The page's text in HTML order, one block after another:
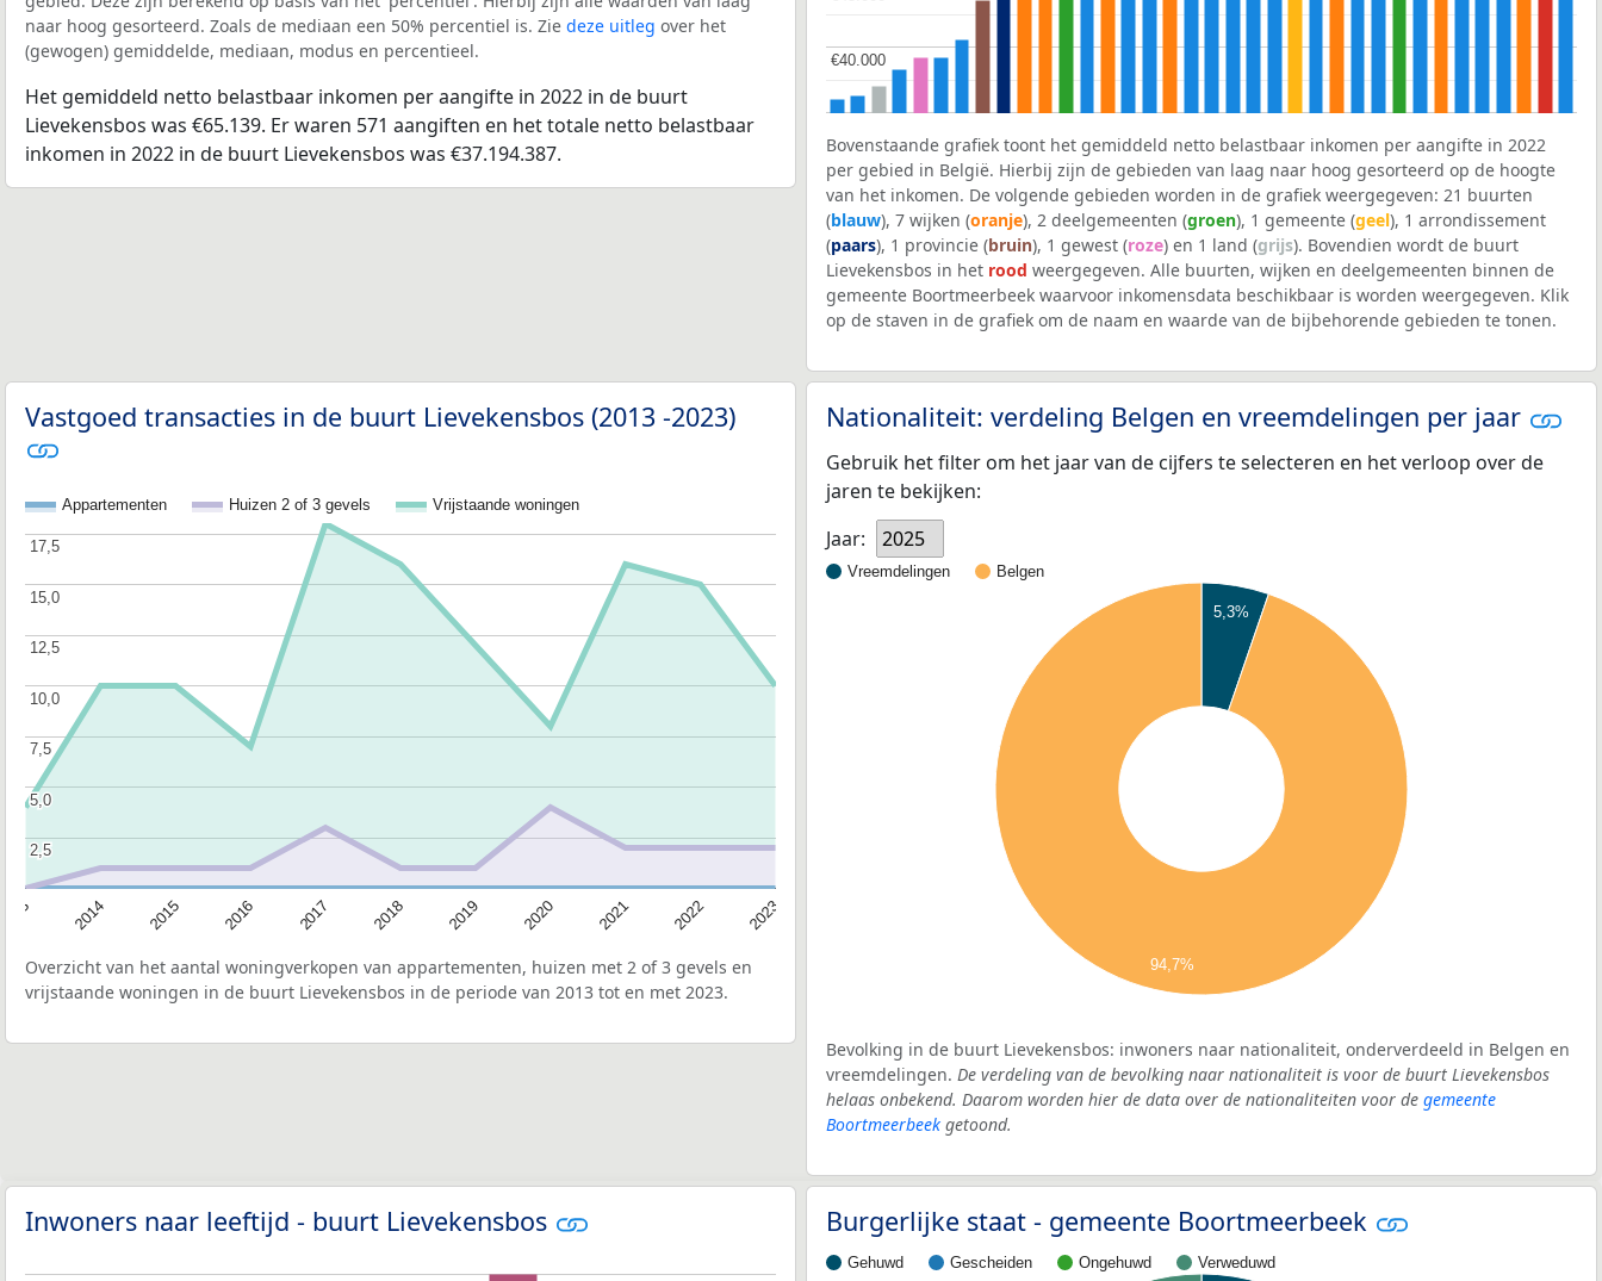
naar hoog gesorteerd. Zoals de mediaan een 50% percentiel is. Zie deze uitleg over het
(gewogen) gemiddelde, mediaan, modus en percentieel.
Het gemiddeld netto belastbaar inkomen per aangifte in 2022 in de buurt
Lievekensbos was €65.139. Er waren 571 aangiften en het totale netto belastbaar
inkomen in 2022 in de buurt Lievekensbos was €37.194.387.
€40.000
€40.000
Bovenstaande grafiek toont het gemiddeld netto belastbaar inkomen per aangifte in 2022
per gebied in België. Hierbij zijn de gebieden van laag naar hoog gesorteerd op de hoogte
van het inkomen. De volgende gebieden worden in de grafiek weergegeven: 21 buurten
(blauw), 7 wijken (oranje), 2 deelgemeenten (groen), 1 gemeente (geel), 1 arrondissement
(paars), 1 provincie (bruin), 1 gewest (roze) en 1 land (grijs). Bovendien wordt de buurt
Lievekensbos in het rood weergegeven. Alle buurten, wijken en deelgemeenten binnen de
gemeente Boortmeerbeek waarvoor inkomensdata beschikbaar is worden weergegeven. Klik
op de staven in de grafiek om de naam en waarde van de bijbehorende gebieden te tonen.
Vastgoed transacties in de buurt Lievekensbos (2013 -2023)
Appartementen Huizen 2 of 3 gevels Vrijstaande woningen
2014 2015 2016 2017 2018 2019 2020 2021 2022 2023
2,5
2,5
5,0
5,0
7,5
7,5
10,0
10,0
12,5
12,5
15,0
15,0
17,5
17,5
Overzicht van het aantal woningverkopen van appartementen, huizen met 2 of 3 gevels en
vrijstaande woningen in de buurt Lievekensbos in de periode van 2013 tot en met 2023.
Nationaliteit: verdeling Belgen en vreemdelingen per jaar
Gebruik het filter om het jaar van de cijfers te selecteren en het verloop over de
jaren te bekijken:
Jaar:
2025
Vreemdelingen Belgen
5,3%
94,7%
Bevolking in de buurt Lievekensbos: inwoners naar nationaliteit, onderverdeeld in Belgen en
vreemdelingen. De verdeling van de bevolking naar nationaliteit is voor de buurt Lievekensbos
helaas onbekend. Daarom worden hier de data over de nationaliteiten voor de gemeente
Boortmeerbeek getoond.
Inwoners naar leeftijd - buurt Lievekensbos Burgerlijke staat - gemeente Boortmeerbeek
Gehuwd Gescheiden Ongehuwd Verweduwd